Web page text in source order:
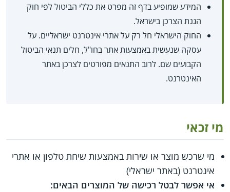
המידע שמופיע בדף זה מפרט את כללי הביטול לפי חוק
הגנת הצרכן בישראל.
החוק הישראלי חל רק על אתרי אינטרנט ישראליים. על
עסקה שנעשית באמצעות אתר בחו"ל, חלים תנאי הביטול
הקבועים שם. לרוב התנאים מפורטים לצרכן באתר
האינטרנט.
מי זכאי
מי שרכש מוצר או שירות באמצעות שיחת טלפון או אתרי
אינטרנט (באתר ישראלי)
אי אפשר לבטל רכישה של המוצרים הבאים: